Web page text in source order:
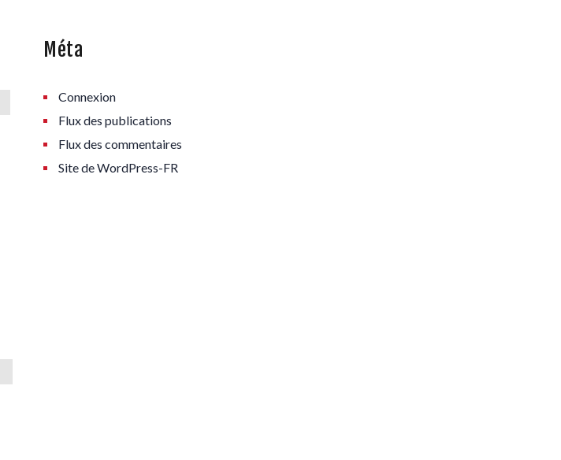
Méta
Connexion
Flux des publications
Flux des commentaires
Site de WordPress-FR